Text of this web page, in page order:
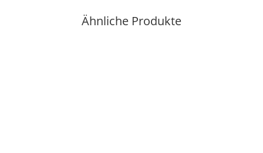
Ähnliche Produkte